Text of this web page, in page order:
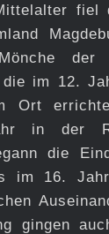
fiel
der
im 12.
Ort
in der
die
im 16.
gingen